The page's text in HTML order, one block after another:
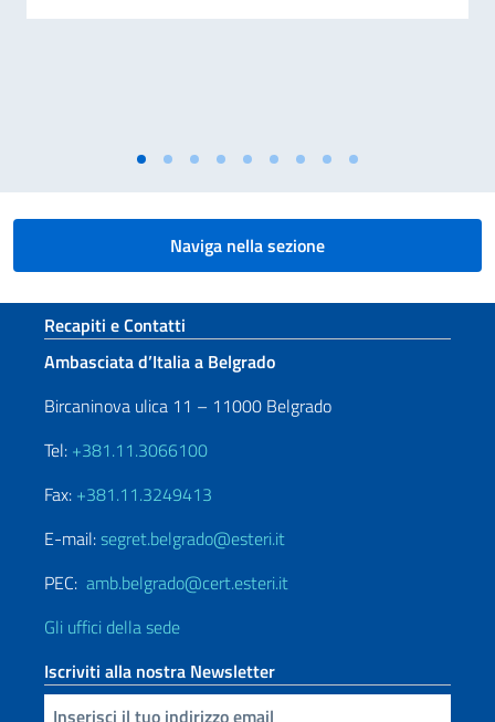
Naviga nella sezione
Sezione footer
Recapiti e Contatti
Ambasciata d’Italia a Belgrado
Bircaninova ulica 11 – 11000 Belgrado
Tel: +381.11.3066100
Fax: +381.11.3249413
E-mail:segret.belgrado@esteri.it
PEC: amb.belgrado@cert.esteri.it
Gli uffici della sede
Iscriviti alla nostra Newsletter
Inserisci la tua email